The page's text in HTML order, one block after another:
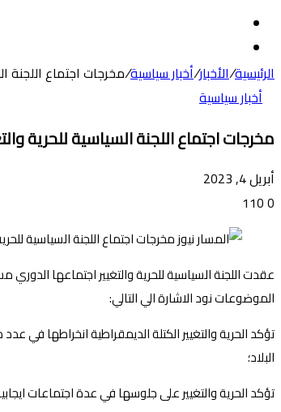
المظلمالرئيسية/الأخبار/أخبار سياسية/مخرجات اجتماع اللجنة
أخبار سياسية
مخرجات اجتماع اللجنة السياسية للحرية
أبريل 4, 2023
0
عقدت اللجنة السياسية للحرية والتغيير اجتماعها
الموضوعات نود الاشارة الي التالي:
تؤكد الحرية والتغيير الكتلة الديمقراطية انخراطها
البلاد؛
تؤكد الحرية والتغيير على جلوسها في عدة اجتماعات